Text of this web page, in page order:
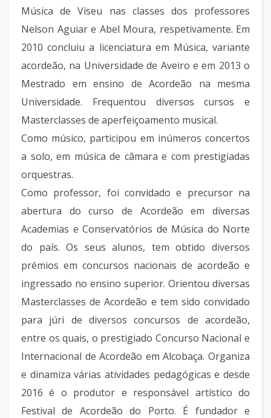
Música de Viseu nas classes dos professores
Nelson Aguiar e Abel Moura, respetivamente. Em
2010 concluiu a licenciatura em Música, variante
acordeão, na Universidade de Aveiro e em 2013 o
Mestrado em ensino de Acordeão na mesma
Universidade. Frequentou diversos cursos e
Masterclasses de aperfeiçoamento musical.
Como músico, participou em inúmeros concertos
a solo, em música de câmara e com prestigiadas
orquestras.
Como professor, foi convidado e precursor na
abertura do curso de Acordeão em diversas
Academias e Conservatórios de Música do Norte
do país. Os seus alunos, tem obtido diversos
prémios em concursos nacionais de acordeão e
ingressado no ensino superior. Orientou diversas
Masterclasses de Acordeão e tem sido convidado
para júri de diversos concursos de acordeão,
entre os quais, o prestigiado Concurso Nacional e
Internacional de Acordeão em Alcobaça. Organiza
e dinamiza várias atividades pedagógicas e desde
2016 é o produtor e responsável artístico do
Festival de Acordeão do Porto. É fundador e